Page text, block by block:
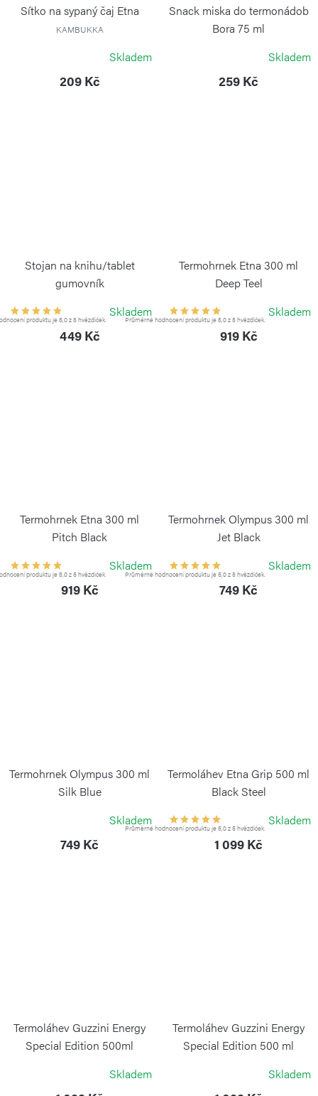
Sítko na sypaný čaj Etna
KAMBUKKA
Skladem
209 Kč
Snack miska do termonádob
Bora 75 ml
Skladem
259 Kč
Stojan na knihu/tablet
gumovník
produktu je 5,0 z 5 hvězdiček.
Skladem
449 Kč
Termohrnek Etna 300 ml
Deep Teel
Průměrné hodnocení produktu je 5,0 z 5 hvězdiček.
Skladem
919 Kč
Termohrnek Etna 300 ml
Pitch Black
produktu je 5,0 z 5 hvězdiček.
Skladem
919 Kč
Termohrnek Olympus 300 ml
Jet Black
Průměrné hodnocení produktu je 5,0 z 5 hvězdiček.
Skladem
749 Kč
Termohrnek Olympus 300 ml
Silk Blue
Skladem
749 Kč
Termoláhev Etna Grip 500 ml
Black Steel
Průměrné hodnocení produktu je 5,0 z 5 hvězdiček.
Skladem
1 099 Kč
Termoláhev Guzzini Energy
Special Edition 500ml
Skladem
Termoláhev Guzzini Energy
Special Edition 500 ml
Skladem